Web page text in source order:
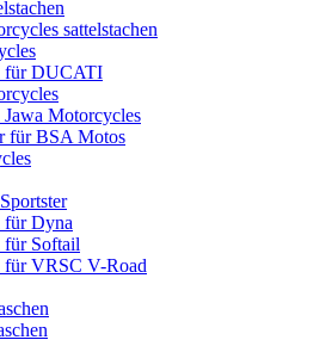
sattelstachen
für DUCATI
Motorcycles
für BSA Motos
für Dyna
für Softail
für VRSC V-Road